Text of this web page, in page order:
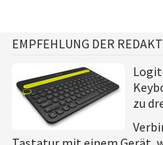
EMPFEHLUNG DER
zu